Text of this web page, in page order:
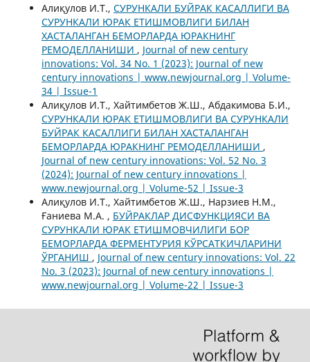
Алиқулов И.Т., СУРУНКАЛИ БУЙРАК КАСАЛЛИГИ ВА
СУРУНКАЛИ ЮРАК ЕТИШМОВЛИГИ БИЛАН
ХАСТАЛАНГАН БЕМОРЛАРДА ЮРАКНИНГ
РЕМОДЕЛЛАНИШИ , Journal of new century
innovations: Vol. 34 No. 1 (2023): Journal of new
century innovations | www.newjournal.org | Volume-
34 | Issue-1
Алиқулов И.Т., Хайтимбетов Ж.Ш., Абдакимова Б.И.,
СУРУНКАЛИ ЮРАК ЕТИШМОВЛИГИ ВА СУРУНКАЛИ
БУЙРАК КАСАЛЛИГИ БИЛАН ХАСТАЛАНГАН
БЕМОРЛАРДА ЮРАКНИНГ РЕМОДЕЛЛАНИШИ ,
Journal of new century innovations: Vol. 52 No. 3
(2024): Journal of new century innovations |
www.newjournal.org | Volume-52 | Issue-3
Алиқулов И.Т., Хайтимбетов Ж.Ш., Нарзиев Н.М.,
Ғаниева М.А. , БУЙРАКЛАР ДИСФУНКЦИЯСИ ВА
СУРУНКАЛИ ЮРАК ЕТИШМОВЧИЛИГИ БОР
БЕМОРЛАРДА ФЕРМЕНТУРИЯ КЎРСАТКИЧЛАРИНИ
ЎРГАНИШ , Journal of new century innovations: Vol. 22
No. 3 (2023): Journal of new century innovations |
www.newjournal.org | Volume-22 | Issue-3